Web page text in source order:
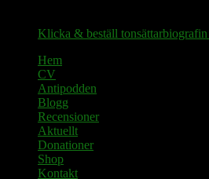
Klicka & beställ
Hem
CV
Antipodden
Blogg
Recensioner
Aktuellt
Donationer
Shop
Kontakt